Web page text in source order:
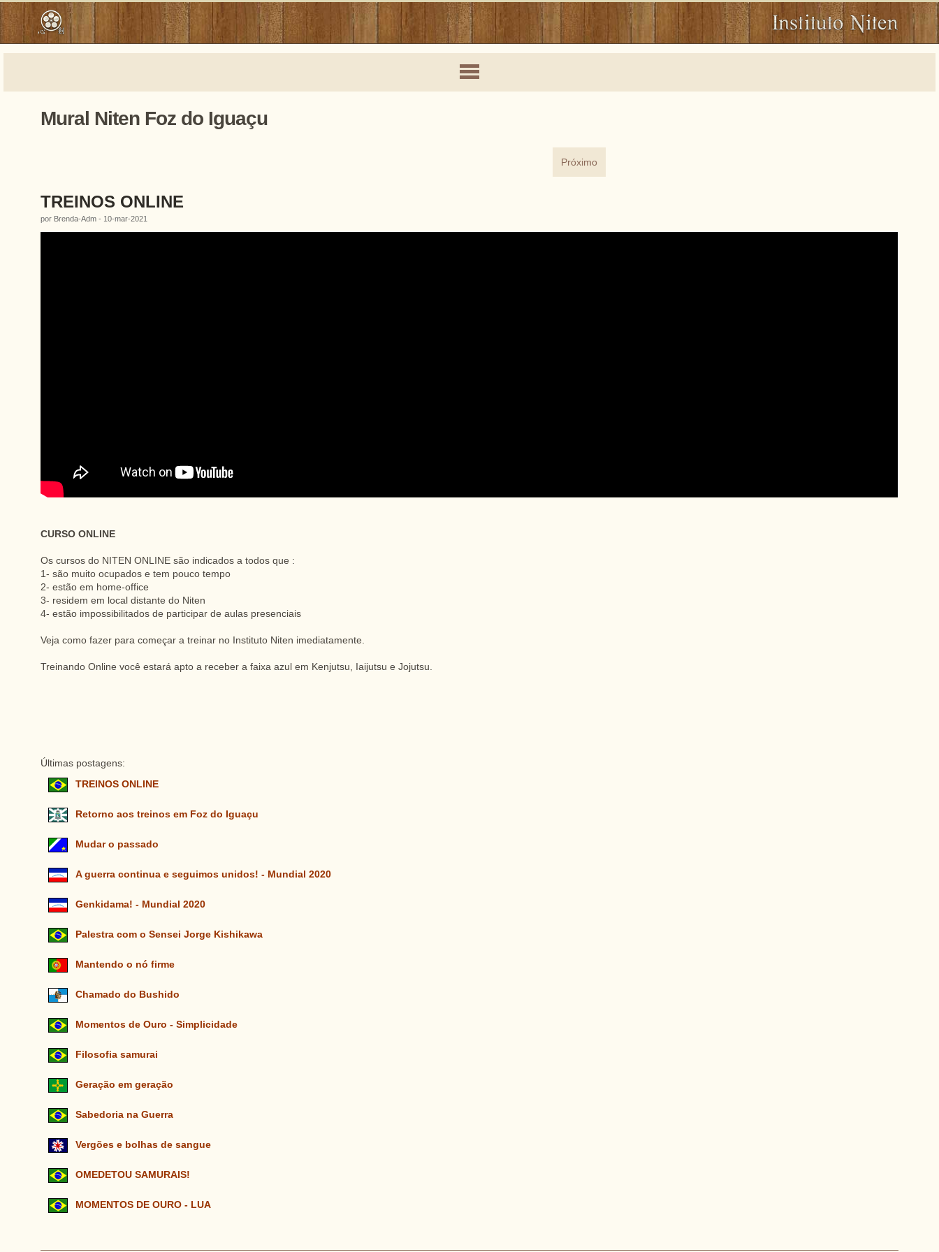
Mural Niten Foz do Iguaçu
Próximo
TREINOS ONLINE
por Brenda-Adm - 10-mar-2021
CURSO ONLINE
Os cursos do NITEN ONLINE são indicados a todos que :
1- são muito ocupados e tem pouco tempo
2- estão em home-office
3- residem em local distante do Niten
4- estão impossibilitados de participar de aulas presenciais
Veja como fazer para começar a treinar no Instituto Niten imediatamente.
Treinando Online você estará apto a receber a faixa azul em Kenjutsu, Iaijutsu e Jojutsu.
Últimas postagens:
TREINOS ONLINE
Retorno aos treinos em Foz do Iguaçu
Mudar o passado
A guerra continua e seguimos unidos! - Mundial 2020
Genkidama! - Mundial 2020
Palestra com o Sensei Jorge Kishikawa
Mantendo o nó firme
Chamado do Bushido
Momentos de Ouro - Simplicidade
Filosofia samurai
Geração em geração
Sabedoria na Guerra
Vergões e bolhas de sangue
OMEDETOU SAMURAIS!
MOMENTOS DE OURO - LUA